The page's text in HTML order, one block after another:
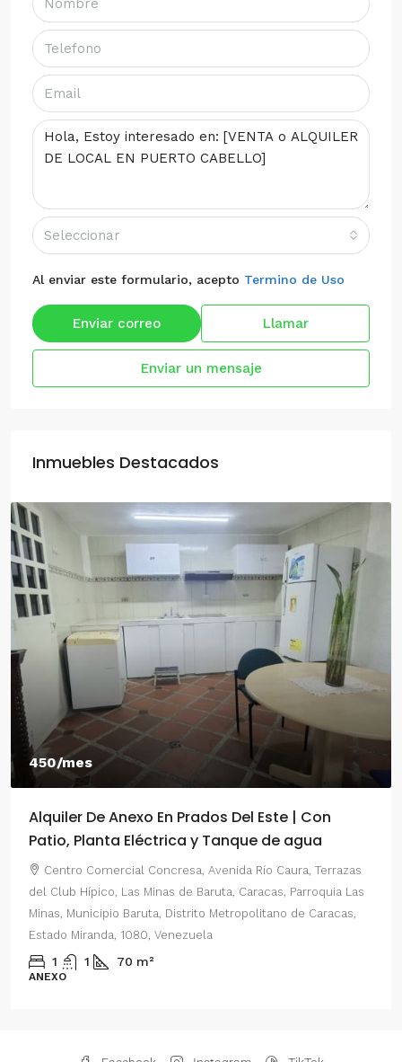
Seleccionar
Al enviar este formulario, acepto Termino de Uso
Enviar correo Llamar
Enviar un mensaje
Inmuebles Destacados
450/mes
Alquiler De Anexo En Prados Del Este | Con
Patio, Planta Eléctrica y Tanque de agua
Centro Comercial Concresa, Avenida Río Caura, Terrazas
del Club Hípico, Las Minas de Baruta, Caracas, Parroquia Las
Minas, Municipio Baruta, Distrito Metropolitano de Caracas,
Estado Miranda, 1080, Venezuela
1 1 70 m²
ANEXO